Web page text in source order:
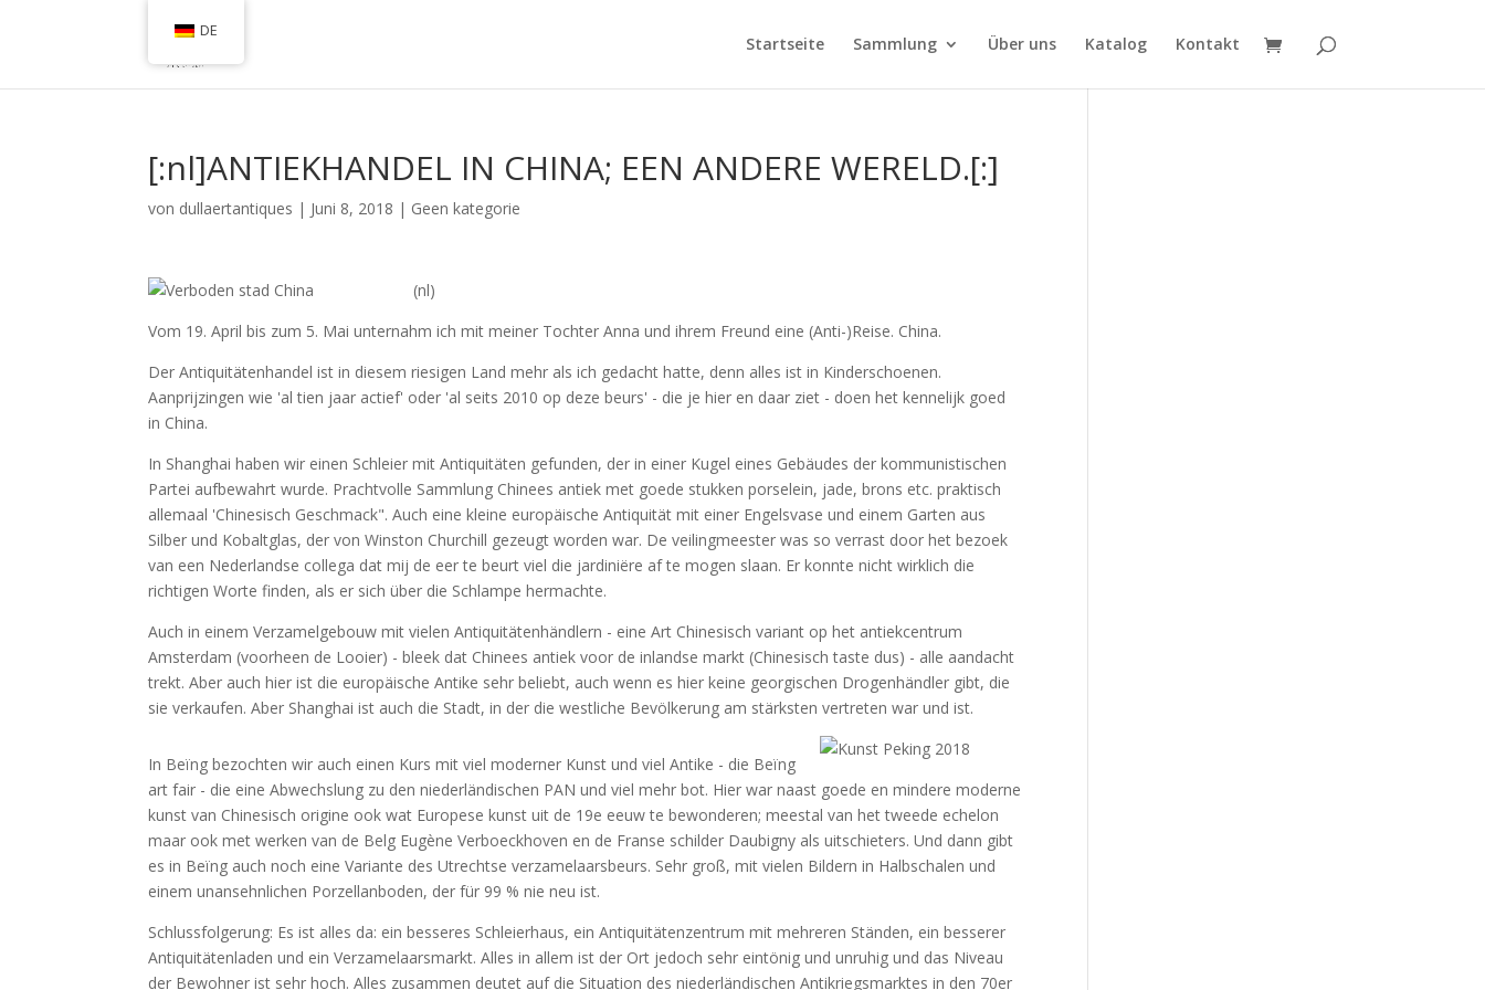
Startseite Sammlung Über uns Katalog Kontakt
[:nl]ANTIEKHANDEL IN CHINA; EEN ANDERE WERELD.[:]
von dullaertantiques | Juni 8, 2018 | Geen kategorie
(nl)
Vom 19. April bis zum 5. Mai unternahm ich mit meiner Tochter Anna und ihrem Freund eine (Anti-)Reise. China.
Der Antiquitätenhandel ist in diesem riesigen Land mehr als ich gedacht hatte, denn alles ist in Kinderschoenen.
Aanprijzingen wie 'al tien jaar actief' oder 'al seits 2010 op deze beurs' - die je hier en daar ziet - doen het kennelijk goed
in China.
In Shanghai haben wir einen Schleier mit Antiquitäten gefunden, der in einer Kugel eines Gebäudes der kommunistischen
Partei aufbewahrt wurde. Prachtvolle Sammlung Chinees antiek met goede stukken porselein, jade, brons etc. praktisch
allemaal 'Chinesisch Geschmack". Auch eine kleine europäische Antiquität mit einer Engelsvase und einem Garten aus
Silber und Kobaltglas, der von Winston Churchill gezeugt worden war. De veilingmeester was so verrast door het bezoek
van een Nederlandse collega dat mij de eer te beurt viel die jardiniëre af te mogen slaan. Er konnte nicht wirklich die
richtigen Worte finden, als er sich über die Schlampe hermachte.
Auch in einem Verzamelgebouw mit vielen Antiquitätenhändlern - eine Art Chinesisch variant op het antiekcentrum
Amsterdam (voorheen de Looier) - bleek dat Chinees antiek voor de inlandse markt (Chinesisch taste dus) - alle aandacht
trekt. Aber auch hier ist die europäische Antike sehr beliebt, auch wenn es hier keine georgischen Drogenhändler gibt, die
sie verkaufen. Aber Shanghai ist auch die Stadt, in der die westliche Bevölkerung am stärksten vertreten war und ist.
In Beïng bezochten wir auch einen Kurs mit viel moderner Kunst und viel Antike - die Beïng
art fair - die eine Abwechslung zu den niederländischen PAN und viel mehr bot. Hier war naast goede en mindere moderne
kunst van Chinesisch origine ook wat Europese kunst uit de 19e eeuw te bewonderen; meestal van het tweede echelon
maar ook met werken van de Belg Eugène Verboeckhoven en de Franse schilder Daubigny als uitschieters. Und dann gibt
es in Beïng auch noch eine Variante des Utrechtse verzamelaarsbeurs. Sehr groß, mit vielen Bildern in Halbschalen und
einem unansehnlichen Porzellanboden, der für 99 % nie neu ist.
Schlussfolgerung: Es ist alles da: ein besseres Schleierhaus, ein Antiquitätenzentrum mit mehreren Ständen, ein besserer
Antiquitätenladen und ein Verzamelaarsmarkt. Alles in allem ist der Ort jedoch sehr eintönig und unruhig und das Niveau
der Bewohner ist sehr hoch. Alles zusammen deutet auf die Situation des niederländischen Antikriegsmarktes in den 70er
DE